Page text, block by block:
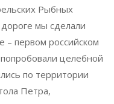
Рыбных
мы сделали
– первом российском
целебной
по территории
Петра,